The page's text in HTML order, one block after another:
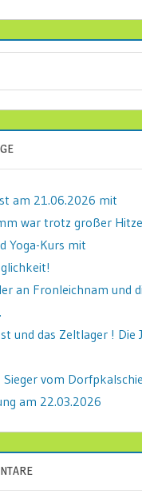
am 21.06.2026 mit
war trotz großer Hitze
Yoga-Kurs mit
an Fronleichnam und
und das Zeltlager ! Die
vom
am 22.03.2026